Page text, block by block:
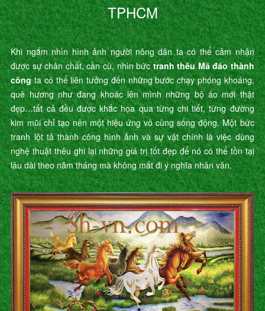
TPHCM
Khi ngắm nhìn hình ảnh người nông dân ta có thể cảm nhận
được sự chân chất, cần cù, nhìn bứctranh thêu Mã đáo thành
côngta có thể liên tưởng đến những bước chạy phóng khoáng,
quê hương như đang khoác lên mình những bộ áo mới thật
đẹp…tất cả đều được khắc họa qua từng chi tiết, từng đường
kim mũi chỉ tạo nên một hiệu ứng vô cùng sống động. Một bức
tranh lột tả thành công hình ảnh và sự vật chính là việc dùng
nghệ thuật thêu ghi lại những giá trị tốt đẹp để nó có thể tồn tại
lâu dài theo năm tháng mà không mất đi ý nghĩa nhân văn.